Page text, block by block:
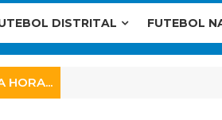
DISTRITAL FUTEBOL
HORA...